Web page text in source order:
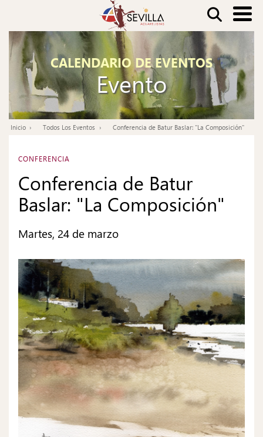
contenido
principal
Buscar
CALENDARIO DE EVENTOS
Evento
Ruta
navegación
Inicio Todos Los Eventos Conferencia de Batur Baslar: "La Composición"
CONFERENCIA
Conferencia de Batur
Baslar: "La Composición"
Martes, 24 de marzo